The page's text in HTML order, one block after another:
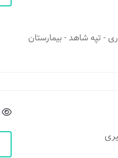
- تپه شاهد - بیمارستان